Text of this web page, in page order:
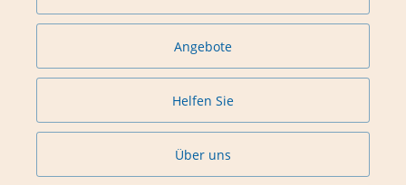
Angebote
Helfen Sie
Über uns